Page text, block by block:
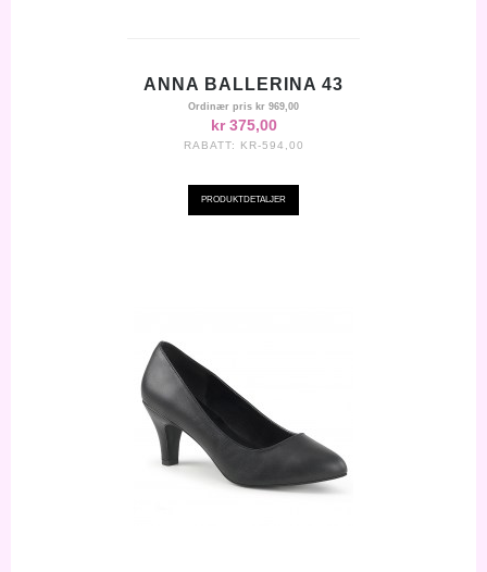
ANNA BALLERINA 43
Ordinær pris kr 969,00
kr 375,00
RABATT: KR-594,00
PRODUKTDETALJER